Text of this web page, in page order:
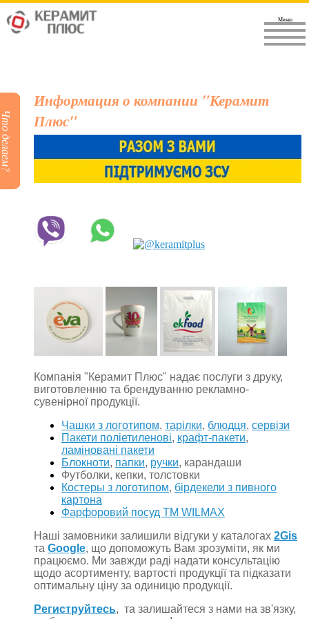
Меню
Что делаем?
Информация о компании "Керамит
Плюс"
Компанія "Керамит Плюс" надає послуги з друку,
виготовленню та брендуванню рекламно-
сувенірної продукції.
Чашки з логотипом, тарілки, блюдця, сервізи
Пакети поліетиленові, крафт-пакети,
ламіновані пакети
Блокноти, папки, ручки, карандаши
Футболки, кепки, толстовки
Костеры з логотипом, бірдекели з пивного
картона
Фарфоровий посуд TM WILMAX
Наші замовники залишили відгуки у каталогах 2Gis
та Google, що допоможуть Вам зрозуміти, як ми
працюємо. Ми завжди раді надати консультацію
щодо асортименту, вартості продукції та підказати
оптимальну ціну за одиницю продукції.
Региструйтесь, та залишайтеся з нами на зв'язку,